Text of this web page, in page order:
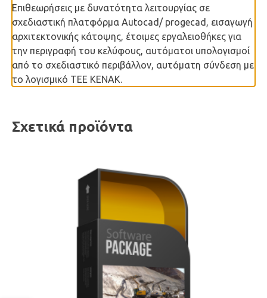
Επιθεωρήσεις με δυνατότητα λειτουργίας σε
σχεδιαστική πλατφόρμα Autocad/ progecad, εισαγωγή
αρχιτεκτονικής κάτοψης, έτοιμες εργαλειοθήκες για
την περιγραφή του κελύφους, αυτόματοι υπολογισμοί
από το σχεδιαστικό περιβάλλον, αυτόματη σύνδεση με
το λογισμικό ΤΕΕ ΚΕΝΑΚ.
Σχετικά προϊόντα